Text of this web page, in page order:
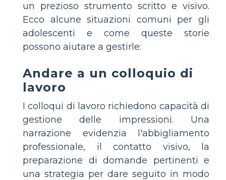
un prezioso strumento scritto e visivo.
Ecco alcune situazioni comuni per gli
adolescenti e come queste storie
possono aiutare a gestirle:
Andare a un colloquio di
lavoro
I colloqui di lavoro richiedono capacità di
gestione delle impressioni. Una
narrazione evidenzia l'abbigliamento
professionale, il contatto visivo, la
preparazione di domande pertinenti e
una strategia per dare seguito in modo